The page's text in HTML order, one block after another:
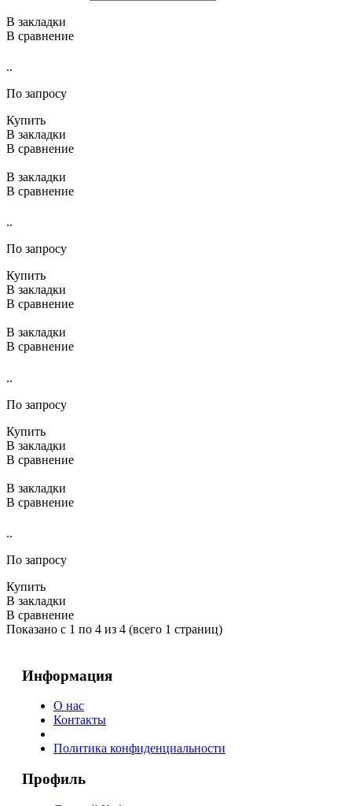
В закладки
В сравнение
..
По запросу
Купить
В закладки
В сравнение
В закладки
В сравнение
..
По запросу
Купить
В закладки
В сравнение
В закладки
В сравнение
..
По запросу
Купить
В закладки
В сравнение
В закладки
В сравнение
..
По запросу
Купить
В закладки
В сравнение
Показано с 1 по 4 из 4 (всего 1 страниц)
Информация
О нас
Контакты
Политика конфиденциальности
Профиль